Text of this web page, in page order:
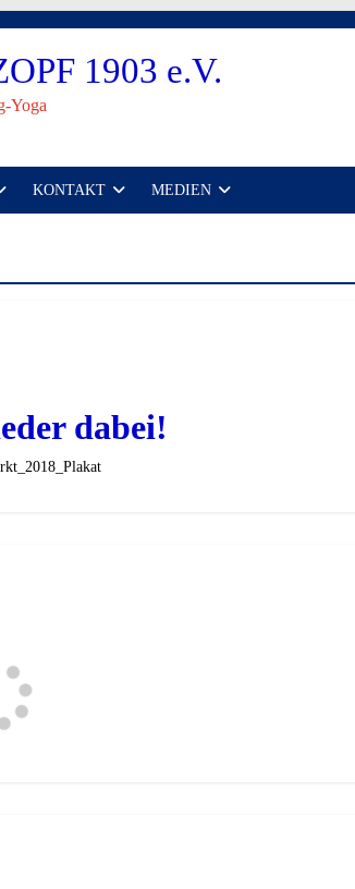
1903 e.V.
Yoga
KONTAKT MEDIEN
dabei!